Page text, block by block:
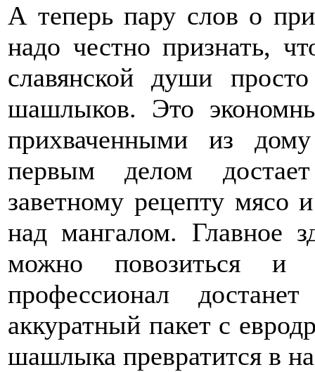
А теперь пару слов о
надо честно признать,
славянской души
шашлыков. Это
прихваченными из
первым делом
заветному рецепту мясо
над мангалом. Главное
можно повозиться
профессионал
аккуратный пакет с
шашлыка превратится в